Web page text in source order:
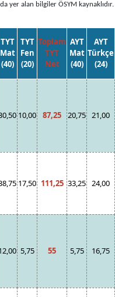
yer alan bilgiler ÖSYM kaynaklıdır.
TYT
Mat
(40)
TYT
Fen
(20)
Toplam
TYT
Net
AYT
Mat
(40)
AYT
Türkçe
(24)
10,00 87,25 20,75 21,00
17,50 111,25 33,25 24,00
5,75 55 5,75 16,75